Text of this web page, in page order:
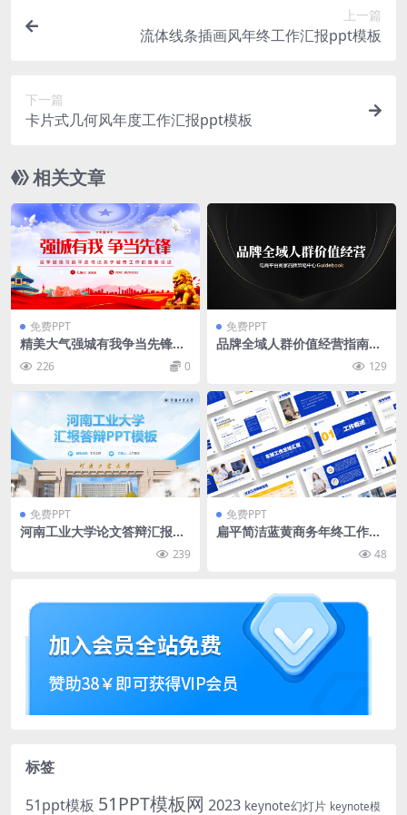
上一篇
流体线条插画风年终工作汇报ppt模板
下一篇
卡片式几何风年度工作汇报ppt模板
相关文章
免费PPT
精美大气强城有我争当先锋微
党课PPT模板免费下载
226 0
免费PPT
品牌全域人群价值经营指南pp
129
免费PPT
河南工业大学论文答辩汇报通
239
免费PPT
扁平简洁蓝黄商务年终工作总
48
标签
51ppt模板 51PPT模板网 2023 keynote幻灯片 keynote模